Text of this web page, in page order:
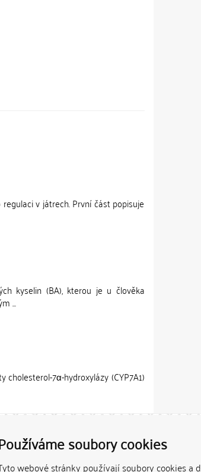
soubory cookies
webové stránky používají soubory cookies a
v játrech. První část popisuje
kyselin (BA), kterou je u člověka
...
7α-hydroxylázy (CYP7A1)
[at] cuni.cz
/ Each constituent